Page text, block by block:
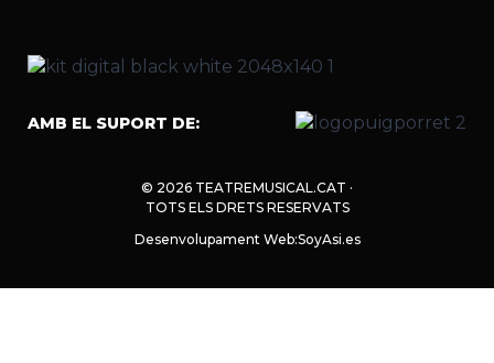
AMB EL SUPORT DE:
© 2026 TEATREMUSICAL.CAT ·
TOTS ELS DRETS RESERVATS
Desenvolupament Web:SoyAsi.es